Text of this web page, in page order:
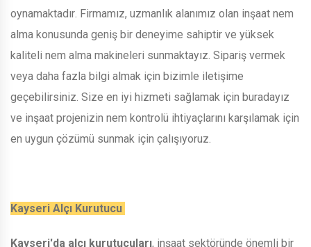
oynamaktadır. Firmamız, uzmanlık alanımız olan inşaat nem
alma konusunda geniş bir deneyime sahiptir ve yüksek
kaliteli nem alma makineleri sunmaktayız. Sipariş vermek
veya daha fazla bilgi almak için bizimle iletişime
geçebilirsiniz. Size en iyi hizmeti sağlamak için buradayız
ve inşaat projenizin nem kontrolü ihtiyaçlarını karşılamak için
en uygun çözümü sunmak için çalışıyoruz.
Kayseri Alçı Kurutucu
Kayseri'da alçı kurutucuları, inşaat sektöründe önemli bir